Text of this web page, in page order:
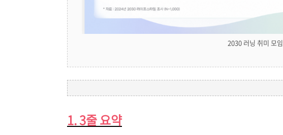
2030 러닝 취미 모임
1. 3줄 요약